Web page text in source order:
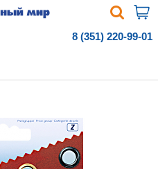
8 (351) 220-99-01